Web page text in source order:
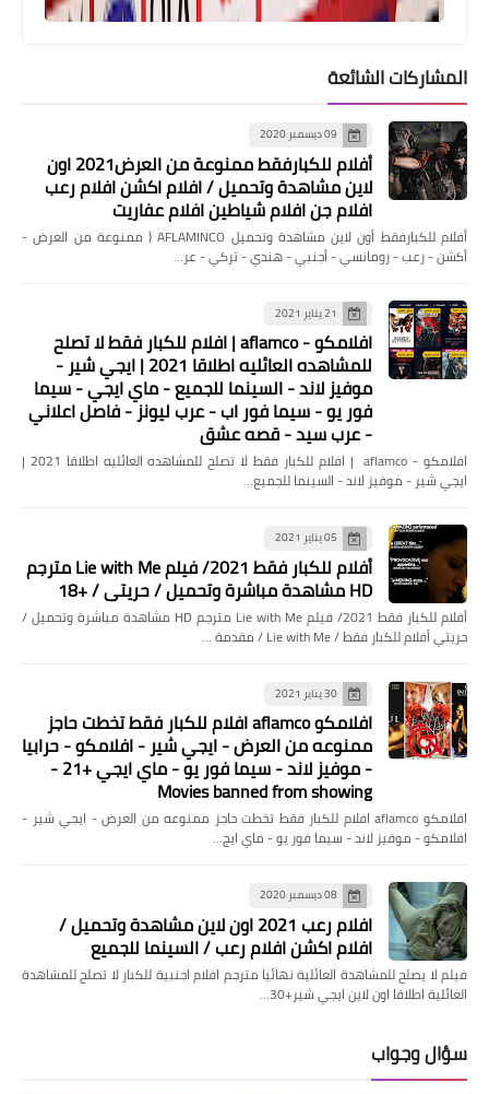
مقالات
شركة-عزل-خزانات-بالرياض-شركة عوازل
الصفرات
فهمى: يسعى لمواصلة نغمة الانتصارات
على حساب تلا
أخبار
بحضور رئيس الوزراء وزير الشباب والرياضة
يشهد احتفالية يوم المدن العالمى
المشاركات الشائعة
09 ديسمبر 2020
أفلام للكبارفقط ممنوعة من العرض2021 اون
لاين مشاهدة وتحميل / افلام اكشن افلام رعب
افلام جن افلام شياطين افلام عفاريت
أفلام للكبارفقط أون لاين مشاهدة وتحميل AFLAMINCO ( ممنوعة من العرض -
أكشن - رعب - رومانسي - أجنبي - هندي - تركي - عر…
21 يناير 2021
افلامكو - aflamco | افلام للكبار فقط لا تصلح
للمشاهده العائليه اطلاقا 2021 | ايجي شير -
موفيز لاند - السينما للجميع - ماي ايجي - سيما
فور يو - سيما فور اب - عرب ليونز - فاصل اعلاني
- عرب سيد - قصه عشق
افلامكو - aflamco | افلام للكبار فقط لا تصلح للمشاهده العائليه اطلاقا 2021 |
ايجي شير - موفيز لاند - السينما للجميع…
05 يناير 2021
أفلام للكبار فقط 2021/ فيلم Lie with Me مترجم
HD مشاهدة مباشرة وتحميل / حريتي / +18
أفلام للكبار فقط 2021/ فيلم Lie with Me مترجم HD مشاهدة مباشرة وتحميل /
حريتي أفلام للكبار فقط / Lie with Me / مقدمة …
30 يناير 2021
افلامكو aflamco افلام للكبار فقط تخطت حاجز
ممنوعه من العرض - ايجي شير - افلامكو - حرابيا
- موفيز لاند - سيما فور يو - ماي ايجي +21 -
Movies banned from showing
افلامكو aflamco افلام للكبار فقط تخطت حاجز ممنوعه من العرض - ايجي شير -
افلامكو - موفيز لاند - سيما فور يو - ماي ايج…
08 ديسمبر 2020
افلام رعب 2021 اون لاين مشاهدة وتحميل /
افلام اكشن افلام رعب / السينما للجميع
فيلم لا يصلح للمشاهدة العائلية نهائيا مترجم افلام اجنبية للكبار لا تصلح للمشاهدة
العائلية اطلاقا اون لاين ايجي شير+30…
سؤال وجواب